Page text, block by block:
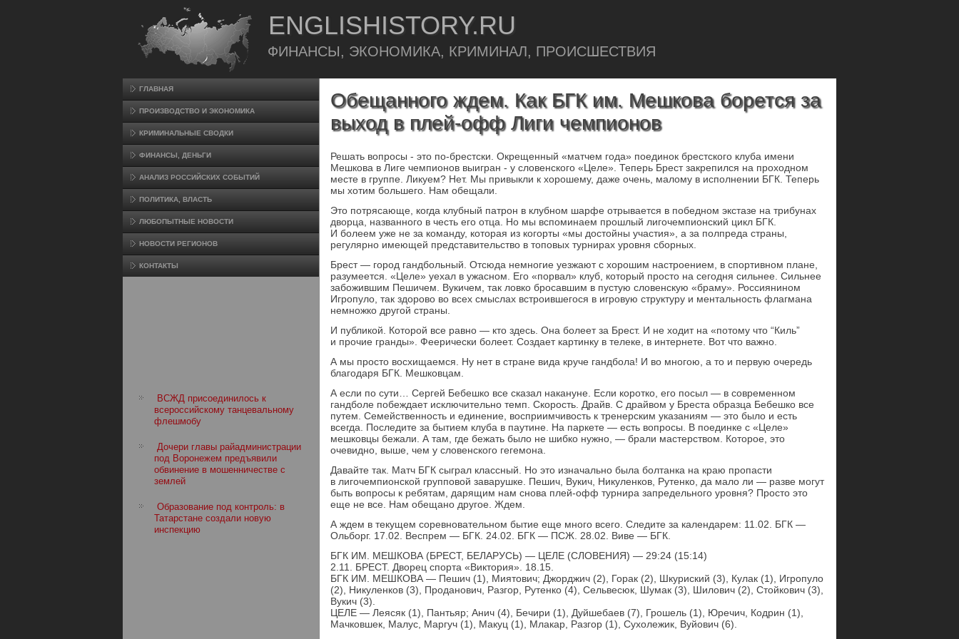
ENGLISHISTORY.RU
ФИНАНСЫ, ЭКОНОМИКА, КРИМИНАЛ, ПРОИСШЕСТВИЯ
ГЛАВНАЯ
ПРОИЗВΟДСТВО И ЭКОНОМИКА
КРИМИНАЛЬНЫЕ СВОДКИ
ФИНАНСЫ, ДЕНЬГИ
АНАЛИЗ РОССИЙСКИХ СОБЫТИЙ
ПОЛИТИКА, ВЛАСТЬ
ЛЮБОПЫТНЫЕ НОВОСТИ
НОВОСТИ РЕГИОНОВ
КОНТАКТЫ
ВСЖД присоединилось к
всероссийскому танцевальному
флешмобу
Дочери главы райадминистрации
под Воронежем предъявили
обвинение в мошенничестве с
землей
Образование под контроль: в
Татарстане создали новую
инспекцию
Обещанного ждем. Как БГК им. Мешкова борется за
выход в плей-офф Лиги чемпионов
Решать вопросы - это по-брестски. Окрещенный «матчем года» поединок брестского клуба имени
Мешкова в Лиге чемпионов выигран - у словенского «Целе». Теперь Брест закрепился на проходном
месте в группе. Ликуем? Нет. Мы привыкли к хорошему, даже очень, малому в исполнении БГК. Теперь
мы хотим большего. Нам обещали.
Это потрясающе, когда клубный патрон в клубном шарфе отрывается в победном экстазе на трибунах
дворца, названного в честь его отца. Но мы вспоминаем прошлый лигочемпионский цикл БГК.
И болеем уже не за команду, которая из когорты «мы достойны участия», а за полпреда страны,
регулярно имеющей представительство в топовых турнирах уровня сборных.
Брест — город гандбольный. Отсюда немногие уезжают с хорошим настроением, в спортивном плане,
разумеется. «Целе» уехал в ужасном. Его «порвал» клуб, который просто на сегодня сильнее. Сильнее
забожившим Пешичем. Вукичем, так ловко бросавшим в пустую словенскую «браму». Россиянином
Игропуло, так здорово во всех смыслах встроившегося в игровую структуру и ментальность флагмана
немножко другой страны.
И публикой. Которой все равно — кто здесь. Она болеет за Брест. И не ходит на «потому что “Киль”
и прочие гранды». Феерически болеет. Создает картинку в телеке, в интернете. Вот что важно.
А мы просто восхищаемся. Ну нет в стране вида круче гандбола! И во многою, а то и первую очередь
благодаря БГК. Мешковцам.
А если по сути… Сергей Бебешко все сказал накануне. Если коротко, его посыл — в современном
гандболе побеждает исключительно темп. Скорость. Драйв. С драйвом у Бреста образца Бебешко все
путем. Семейственность и единение, восприимчивость к тренерским указаниям — это было и есть
всегда. Последите за бытием клуба в паутине. На паркете — есть вопросы. В поединке с «Целе»
мешковцы бежали. А там, где бежать было не шибко нужно, — брали мастерством. Которое, это
очевидно, выше, чем у словенского гегемона.
Давайте так. Матч БГК сыграл классный. Но это изначально была болтанка на краю пропасти
в лигочемпионской групповой заварушке. Пешич, Вукич, Никуленков, Рутенко, да мало ли — разве могут
быть вопросы к ребятам, дарящим нам снова плей-офф турнира запредельного уровня? Просто это
еще не все. Нам обещано другое. Ждем.
А ждем в текущем соревновательном бытие еще много всего. Следите за календарем: 11.02. БГК —
Ольборг. 17.02. Веспрем — БГК. 24.02. БГК — ПСЖ. 28.02. Виве — БГК.
БГК ИМ. МЕШКОВА (БРЕСТ, БЕЛАРУСЬ) — ЦЕЛЕ (СЛОВЕНИЯ) — 29:24 (15:14)
2.11. БРЕСТ. Дворец спорта «Виктория». 18.15.
БГК ИМ. МЕШКОВА — Пешич (1), Миятович; Джорджич (2), Горак (2), Шкуриский (3), Кулак (1), Игропуло
(2), Никуленков (3), Проданович, Разгор, Рутенко (4), Сельвесюк, Шумак (3), Шилович (2), Стойкович (3),
Вукич (3).
ЦЕЛЕ — Леясяк (1), Пантьяр; Анич (4), Бечири (1), Дуйшебаев (7), Грошель (1), Юречич, Кодрин (1),
Мачковшек, Малус, Маргуч (1), Макуц (1), Млакар, Разгор (1), Сухолежик, Вуйович (6).